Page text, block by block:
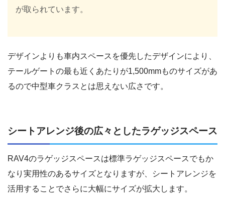
が取られています。
デザインよりも車内スペースを優先したデザインにより、
テールゲートの最も近くあたりが1,500mmものサイズがあ
るので中型車クラスとは思えない広さです。
シートアレンジ後の広々としたラゲッジスペース
RAV4のラゲッジスペースは標準ラゲッジスペースでもか
なり実用性のあるサイズとなりますが、シートアレンジを
活用することでさらに大幅にサイズが拡大します。